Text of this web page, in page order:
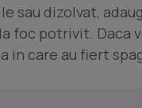
sau dizolvat,
foc potrivit. Daca
in care au fiert